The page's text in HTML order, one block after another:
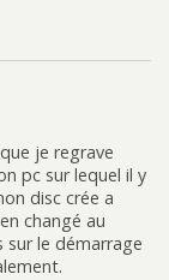
je regrave
pc sur lequel il y
disc crée a
changé au
sur le démarrage